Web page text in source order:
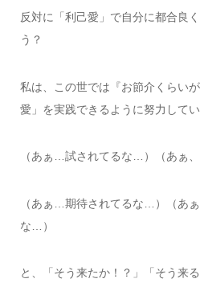
反対に「利己愛」で自分に都合良
う？
私は、この世では『お節介くらい
愛」を実践できるように努力してい
（あぁ…試されてるな…）（あぁ
（あぁ…期待されてるな…）（あ
な…）
と、「そう来たか！？」「そう来